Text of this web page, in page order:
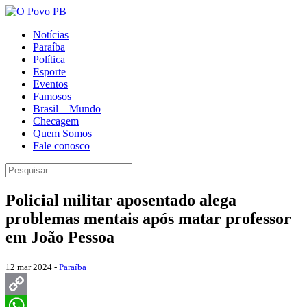
Notícias
Paraíba
Política
Esporte
Eventos
Famosos
Brasil – Mundo
Checagem
Quem Somos
Fale conosco
Policial militar aposentado alega
problemas mentais após matar professor
em João Pessoa
12 mar 2024 - Paraíba